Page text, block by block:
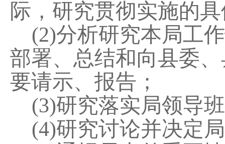
际，研究贯彻实施的
(2)分析研究本局工
部署、总结和向县委
要请示、报告；
(3)研究落实局领导
(4)研究讨论并决定